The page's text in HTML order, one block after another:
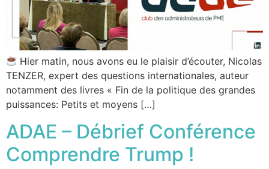
Hier matin, nous avons eu le plaisir d’écouter, Nicolas
TENZER, expert des questions internationales, auteur
notamment des livres « Fin de la politique des grandes
puissances: Petits et moyens […]
ADAE – Débrief Conférence
Comprendre Trump !